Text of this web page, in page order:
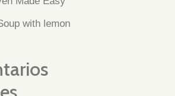
with lemon